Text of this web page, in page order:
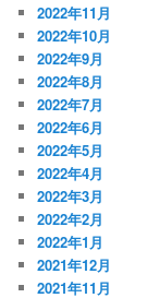
2022年11月
2022年10月
2022年9月
2022年8月
2022年7月
2022年6月
2022年5月
2022年4月
2022年3月
2022年2月
2022年1月
2021年12月
2021年11月